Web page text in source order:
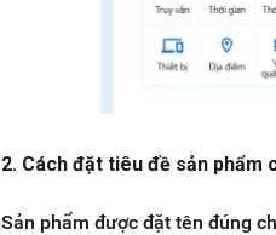
2. Cách đặt tiêu đề sản phẩm
Sản phẩm được đặt tên đúng